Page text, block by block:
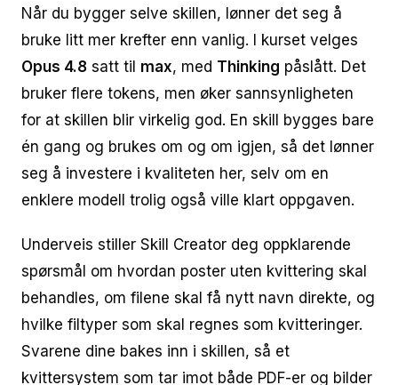
Når du bygger selve skillen, lønner det seg å
bruke litt mer krefter enn vanlig. I kurset velges
Opus 4.8 satt til max, med Thinking påslått. Det
bruker flere tokens, men øker sannsynligheten
for at skillen blir virkelig god. En skill bygges bare
én gang og brukes om og om igjen, så det lønner
seg å investere i kvaliteten her, selv om en
enklere modell trolig også ville klart oppgaven.
Underveis stiller Skill Creator deg oppklarende
spørsmål om hvordan poster uten kvittering skal
behandles, om filene skal få nytt navn direkte, og
hvilke filtyper som skal regnes som kvitteringer.
Svarene dine bakes inn i skillen, så et
kvittersystem som tar imot både PDF-er og bilder